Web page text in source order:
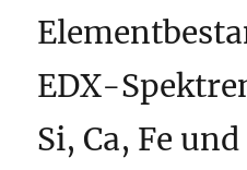
EDX-
Si, Ca, Fe